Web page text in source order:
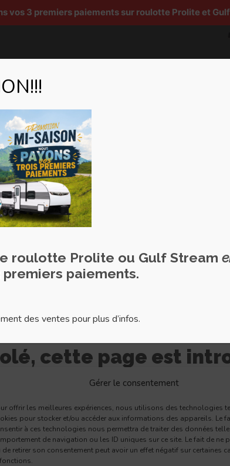
vos 3 premiers paiements sur roulotte Prolite et
Gérer le consentement
offrir les meilleures expériences, nous utilisons des technologies
pour stocker et/ou accéder aux informations des appareils. Le
à ces technologies nous permettra de traiter des données
de navigation ou les ID uniques sur ce site. Le fait de ne
de retirer son consentement peut avoir un effet négatif sur certaines
Véhicules récréatifs
cette page est
Aller à la page d'accueil
roulotte Prolite ou Gulf Stream
premiers paiements.
des ventes pour plus d’infos.